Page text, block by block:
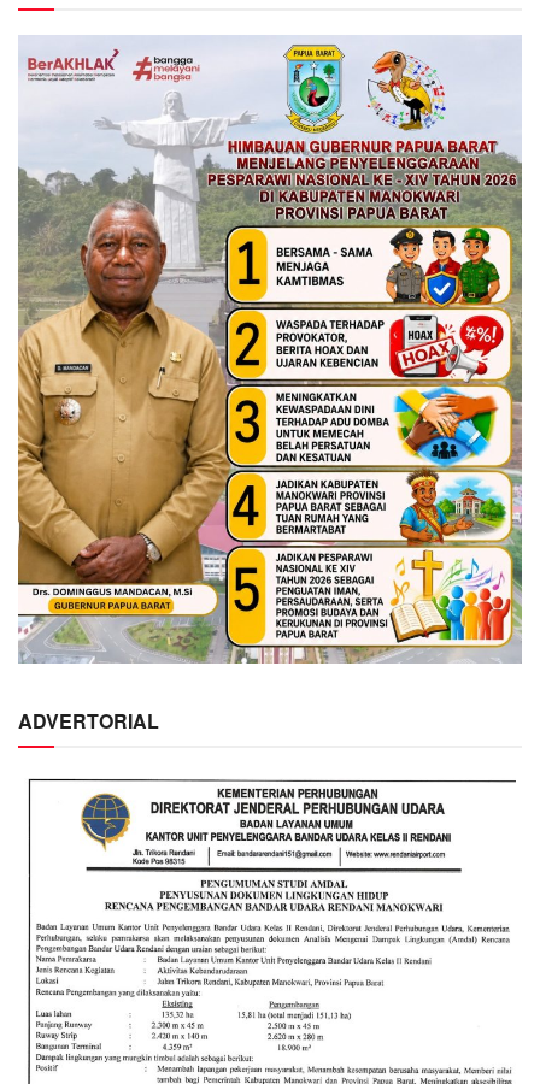
ADVERTORIAL